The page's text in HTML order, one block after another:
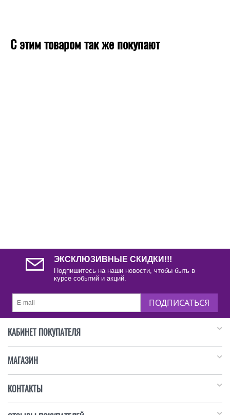
С этим товаром так же покупают
ЭКСКЛЮЗИВНЫЕ СКИДКИ!!!
Подпишитесь на наши новости, чтобы быть в
курсе событий и акций.
ПОДПИСАТЬСЯ
КАБИНЕТ ПОКУПАТЕЛЯ
МАГАЗИН
КОНТАКТЫ